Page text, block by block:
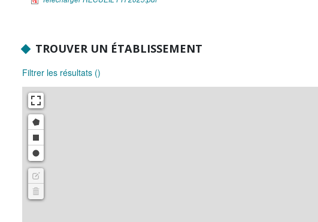
TROUVER UN ÉTABLISSEMENT
Filtrer les résultats ()
Draw a polygon to filter on
Draw a rectangle to filter on
Draw a circle to filter on
Edit area filter.
Delete area filter.